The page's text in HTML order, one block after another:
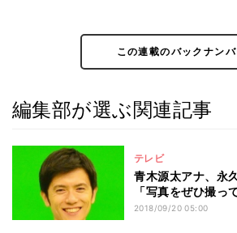
この連載のバックナン
編集部が選ぶ関連記事
テレビ
青木源太アナ、永
「写真をぜひ撮っ
2018/09/20 05:00